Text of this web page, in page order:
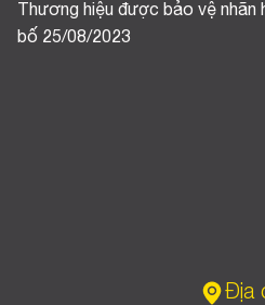
Thương hiệu được bảo vệ nhãn
bố 25/08/2023
Địa